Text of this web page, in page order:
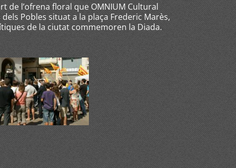
de l’ofrena floral que OMNIUM Cultural
Pobles situat a la plaça Frederic Marès,
de la ciutat commemoren la Diada.